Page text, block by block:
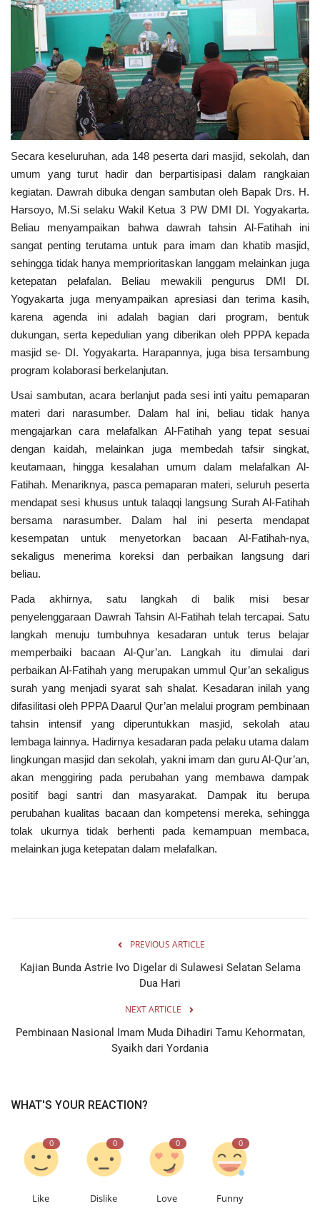
Secara keseluruhan, ada 148 peserta dari masjid, sekolah, dan
umum yang turut hadir dan berpartisipasi dalam rangkaian
kegiatan. Dawrah dibuka dengan sambutan oleh Bapak Drs. H.
Harsoyo, M.Si selaku Wakil Ketua 3 PW DMI DI. Yogyakarta.
Beliau menyampaikan bahwa dawrah tahsin Al-Fatihah ini
sangat penting terutama untuk para imam dan khatib masjid,
sehingga tidak hanya memprioritaskan langgam melainkan juga
ketepatan pelafalan. Beliau mewakili pengurus DMI DI.
Yogyakarta juga menyampaikan apresiasi dan terima kasih,
karena agenda ini adalah bagian dari program, bentuk
dukungan, serta kepedulian yang diberikan oleh PPPA kepada
masjid se- DI. Yogyakarta. Harapannya, juga bisa tersambung
program kolaborasi berkelanjutan.
Usai sambutan, acara berlanjut pada sesi inti yaitu pemaparan
materi dari narasumber. Dalam hal ini, beliau tidak hanya
mengajarkan cara melafalkan Al-Fatihah yang tepat sesuai
dengan kaidah, melainkan juga membedah tafsir singkat,
keutamaan, hingga kesalahan umum dalam melafalkan Al-
Fatihah. Menariknya, pasca pemaparan materi, seluruh peserta
mendapat sesi khusus untuk talaqqi langsung Surah Al-Fatihah
bersama narasumber. Dalam hal ini peserta mendapat
kesempatan untuk menyetorkan bacaan Al-Fatihah-nya,
sekaligus menerima koreksi dan perbaikan langsung dari
beliau.
Pada akhirnya, satu langkah di balik misi besar
penyelenggaraan Dawrah Tahsin Al-Fatihah telah tercapai. Satu
langkah menuju tumbuhnya kesadaran untuk terus belajar
memperbaiki bacaan Al-Qur’an. Langkah itu dimulai dari
perbaikan Al-Fatihah yang merupakan ummul Qur’an sekaligus
surah yang menjadi syarat sah shalat. Kesadaran inilah yang
difasilitasi oleh PPPA Daarul Qur’an melalui program pembinaan
tahsin intensif yang diperuntukkan masjid, sekolah atau
lembaga lainnya. Hadirnya kesadaran pada pelaku utama dalam
lingkungan masjid dan sekolah, yakni imam dan guru Al-Qur’an,
akan menggiring pada perubahan yang membawa dampak
positif bagi santri dan masyarakat. Dampak itu berupa
perubahan kualitas bacaan dan kompetensi mereka, sehingga
tolak ukurnya tidak berhenti pada kemampuan membaca,
melainkan juga ketepatan dalam melafalkan.
PREVIOUS ARTICLE
Kajian Bunda Astrie Ivo Digelar di Sulawesi Selatan Selama
Dua Hari
NEXT ARTICLE
Pembinaan Nasional Imam Muda Dihadiri Tamu Kehormatan,
Syaikh dari Yordania
WHAT'S YOUR REACTION?
0
Like
0
Dislike
0
Love
0
Funny